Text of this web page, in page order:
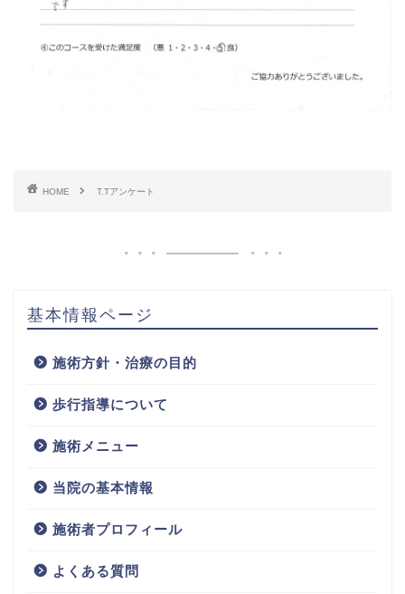
HOME T.Tアンケート
基本情報ページ
施術方針・治療の目的
歩行指導について
施術メニュー
当院の基本情報
施術者プロフィール
よくある質問